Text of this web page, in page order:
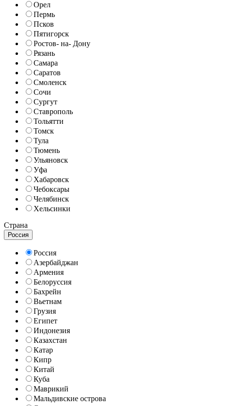
Орел
Пермь
Псков
Пятигорск
Ростов- на- Дону
Рязань
Самара
Саратов
Смоленск
Сочи
Сургут
Ставрополь
Тольятти
Томск
Тула
Тюмень
Ульяновск
Уфа
Хабаровск
Чебоксары
Челябинск
Хельсинки
Страна
Россия
Россия
Азербайджан
Армения
Белоруссия
Бахрейн
Вьетнам
Грузия
Египет
Индонезия
Казахстан
Катар
Кипр
Китай
Куба
Маврикий
Мальдивские острова